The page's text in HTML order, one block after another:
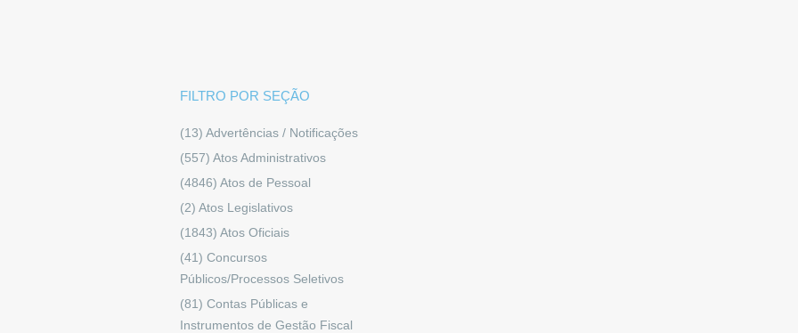
FILTRO POR SEÇÃO
(13) Advertências / Notificações
(557) Atos Administrativos
(4846) Atos de Pessoal
(2) Atos Legislativos
(1843) Atos Oficiais
(41) Concursos
Públicos/Processos Seletivos
(81) Contas Públicas e
Instrumentos de Gestão Fiscal